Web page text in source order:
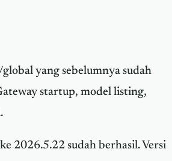
yang sebelumnya sudah
startup, model listing,
2026.5.22 sudah berhasil. Versi